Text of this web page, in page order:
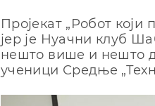
Пројекат „Робот
јер је Нуачни клуб
нешто више и нешто
ученици Средње